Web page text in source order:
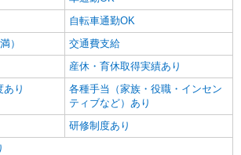
自転車通勤OK
）
交通費支給
産休・育休取得実績あり
り
各種手当（家族・役職・インセン
ティブなど）あり
研修制度あり